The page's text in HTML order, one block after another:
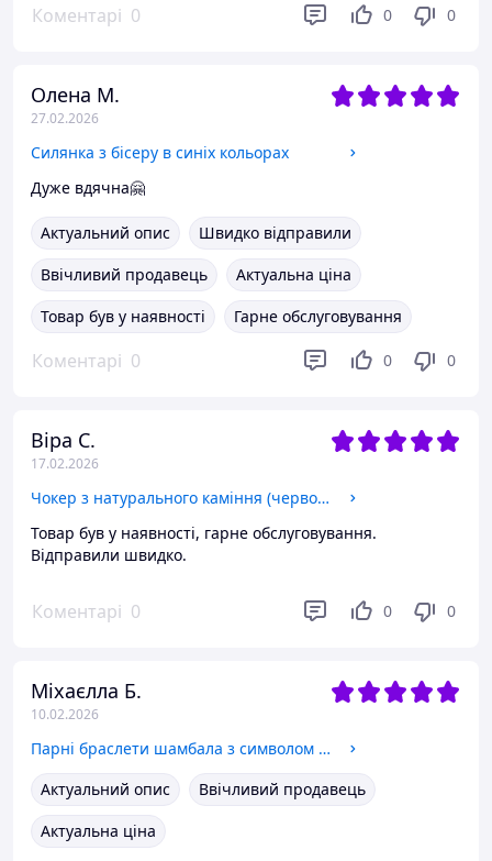
Коментарі 0 0 0
Олена М.
27.02.2026
Силянка з бісеру в синіх кольорах
Дуже вдячна🤗
Актуальний опис
Швидко відправили
Ввічливий продавець
Актуальна ціна
Товар був у наявності
Гарне обслуговування
Коментарі 0 0 0
Віра С.
17.02.2026
Чокер з натурального каміння (червоного коралу) та кришталю
Товар був у наявності, гарне обслуговування.
Відправили швидко.
Коментарі 0 0 0
Міхаєлла Б.
10.02.2026
Парні браслети шамбала з символом безкінечності
Актуальний опис
Ввічливий продавець
Актуальна ціна